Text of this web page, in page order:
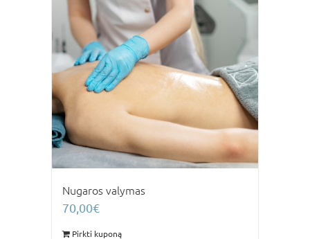
Nugaros valymas
70,00€
Pirkti kuponą